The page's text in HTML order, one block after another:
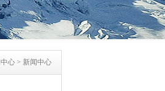
心 > 新闻中心